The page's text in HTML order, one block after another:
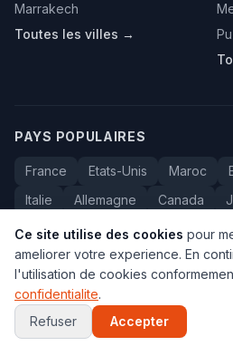
Marrakech
Toutes les villes →
PAYS POPULAIRES
France Etats-Unis Maroc
Italie
Allemagne Canada
Bresil
Algerie Tunisie
© 2005-2026 Carte du Monde.
•Contact Confidentialite
Ce site utilise des cookies pour
ameliorer votre experience. En
l'utilisation de cookies
confidentialite.
Refuser
Accepter